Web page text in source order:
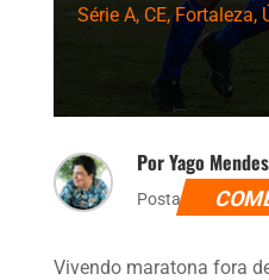
Série A, CE,Fortaleza,
Por Yago Mendes
Postado dia 23
Vivendo maratona fora